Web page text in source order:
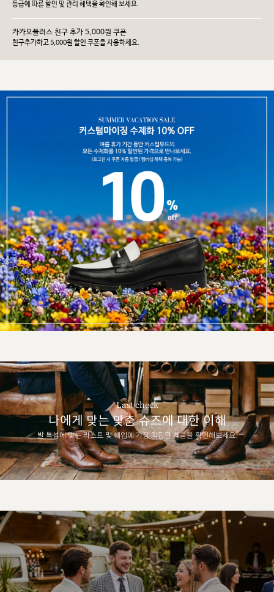
등급에 따른 할인 및 관리 헤택을 확인해 보세요.
카카오플러스 친구 추가 5,000원 쿠폰
친구추가하고 5,000원 할인 쿠폰을 사용하세요.
Last check
나에게 맞는 맞춤 슈즈에 대한 이해
발 특성에 맞는 라스트 및 쉐입에 가장 적합한 제품을 확인해보세요.